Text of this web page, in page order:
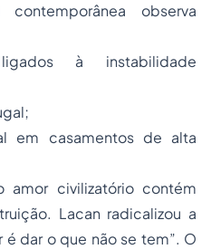
observa
à instabilidade
em casamentos de alta
civilizatório contém
Lacan radicalizou a
é dar o que não se tem”. O